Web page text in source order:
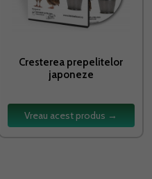
Cresterea prepelitelor
japoneze
Vreau acest produs →